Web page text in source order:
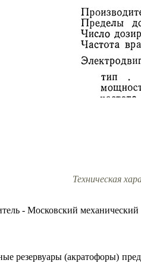
Техническая
- Московский механический
резервуары (акратофоры)